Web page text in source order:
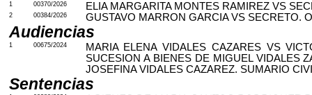
1 00370/2026 ELIA MARGARITA MONTES RAMIREZ VS
2 00384/2026 GUSTAVO MARRON GARCIA VS SECRETO.
Audiencias
1 00675/2024
MARIA ELENA VIDALES CAZARES VS
SUCESION A BIENES DE MIGUEL VIDALES
JOSEFINA VIDALES CAZAREZ. SUMARIO
Sentencias